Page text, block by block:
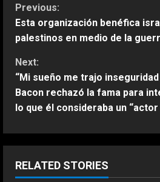
C
o
n
t
i
n
u
Previous:
Esta organización benéfica
palestinos en medio de la
Next:
“Mi sueño me trajo
Bacon rechazó la fama para
lo que él consideraba un
RELATED STORIES
2 Agosto 8, 2026